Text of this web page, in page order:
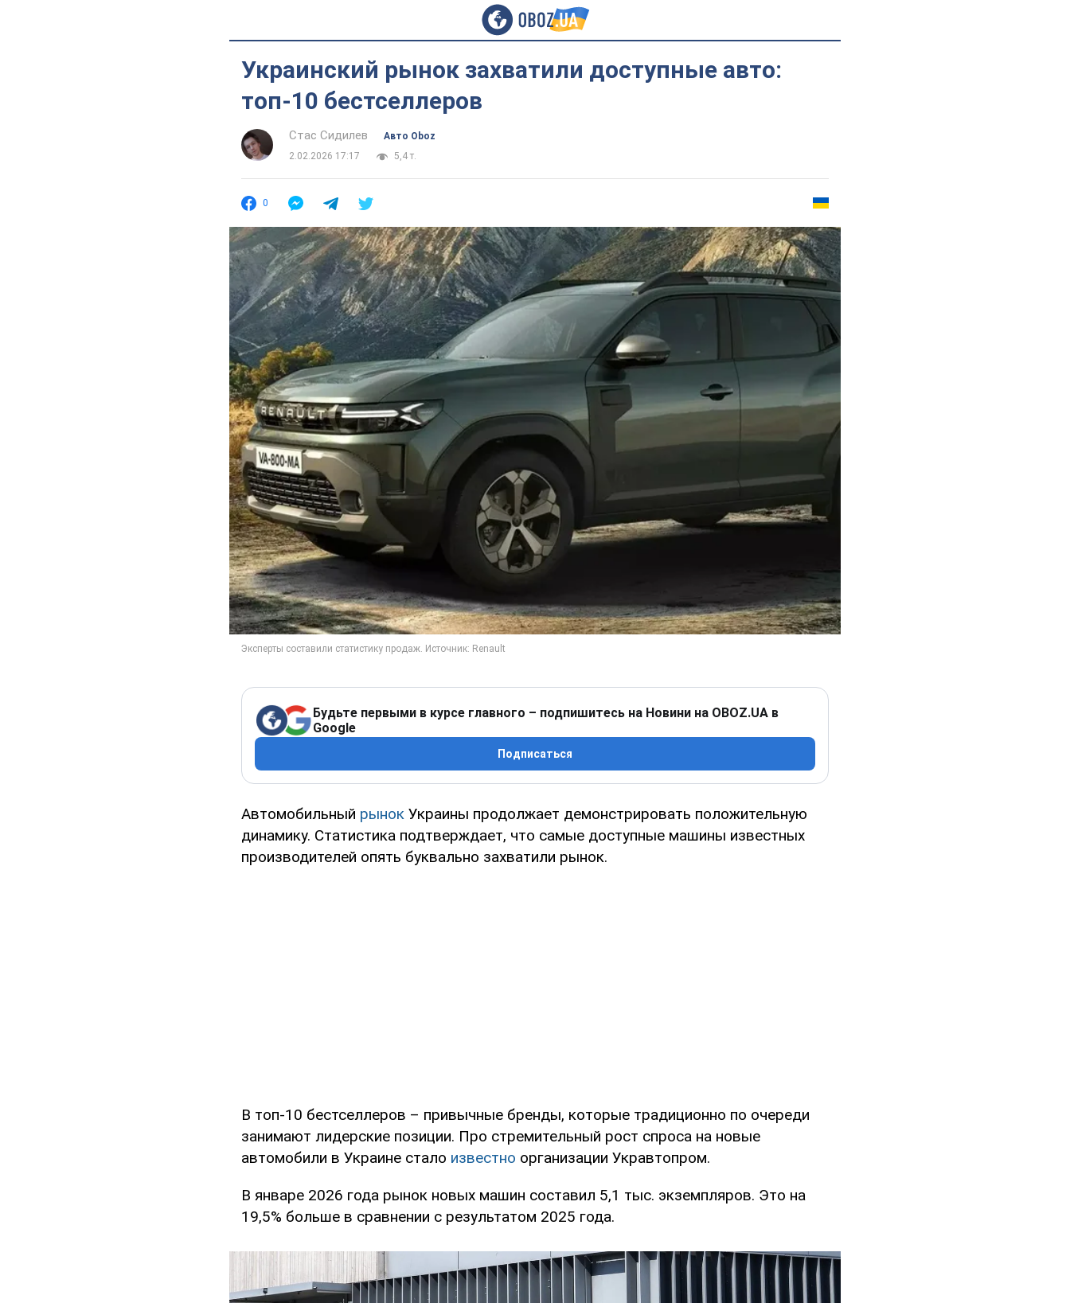
Украинский рынок захватили доступные авто:
топ-10 бестселлеров
Стас Сидилев
Авто Oboz
2.02.2026 17:17
5,4 т.
0
Будьте первыми в курсе главного – подпишитесь на Новини на OBOZ.UA в
Google
Подписаться
Автомобильный рынок Украины продолжает демонстрировать положительную
динамику. Статистика подтверждает, что самые доступные машины известных
производителей опять буквально захватили рынок.
В топ-10 бестселлеров – привычные бренды, которые традиционно по очереди
занимают лидерские позиции. Про стремительный рост спроса на новые
автомобили в Украине стало известно организации Укравтопром.
В январе 2026 года рынок новых машин составил 5,1 тыс. экземпляров. Это на
19,5% больше в сравнении с результатом 2025 года.